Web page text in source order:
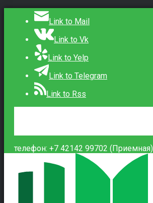
Link to Mail
Link to Vk
Link to Yelp
Link to Telegram
Link to Rss
телефон: +7 42142 99702 (Приемная)